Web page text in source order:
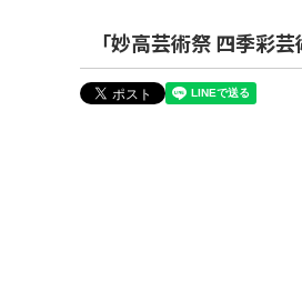
「妙高芸術祭 四季彩